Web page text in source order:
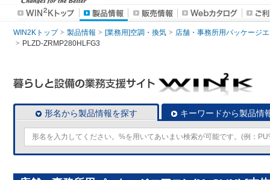
WIN2Kトップ 製品情報 [業務用]空調・換気
店舗・事務所用パッケージ
PLZD-ZRMP280HLFG3
形名から製品情報を探す キーワードから製品情